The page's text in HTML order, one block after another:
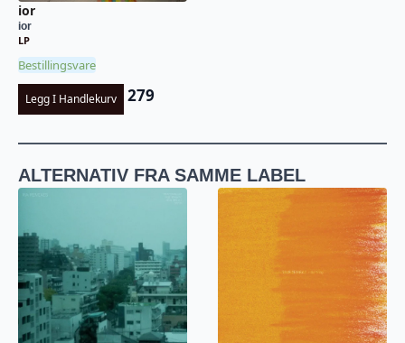
ior
ior
LP
Bestillingsvare
Legg I Handlekurv 279
ALTERNATIV FRA SAMME LABEL